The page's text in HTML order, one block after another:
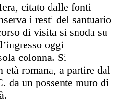
citato dalle fonti
i resti del santuario
di visita si snoda su
oggi
colonna. Si
romana, a partire dal
da un possente muro di